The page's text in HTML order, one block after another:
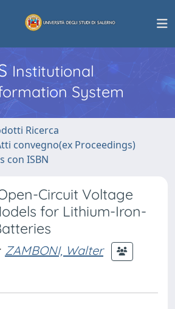
Institutional
System
Ricerca
convegno(ex Proceedings)
con ISBN
Circuit Voltage
for Lithium-Iron-
ZAMBONI, Walter